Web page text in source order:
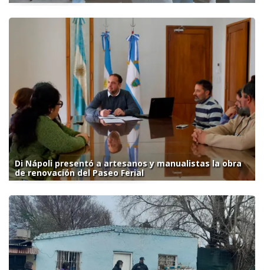
Di Nápoli presentó a artesanos y manualistas la obra
de renovación del Paseo Ferial